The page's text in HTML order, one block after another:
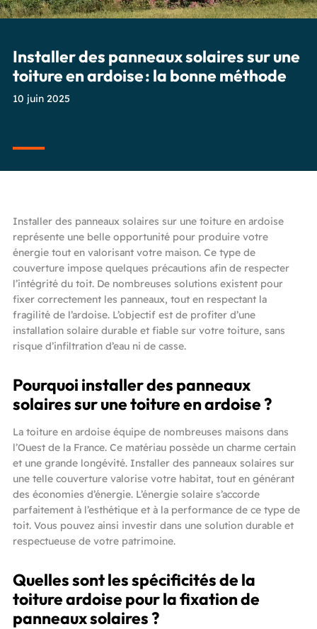
Installer des panneaux solaires sur une
toiture en ardoise : la bonne méthode
10 juin 2025
Installer des panneaux solaires sur une toiture en ardoise
représente une belle opportunité pour produire votre
énergie tout en valorisant votre maison. Ce type de
couverture impose quelques précautions afin de respecter
l’intégrité du toit. De nombreuses solutions existent pour
fixer correctement les panneaux, tout en respectant la
fragilité de l’ardoise. L’objectif est de profiter d’une
installation solaire durable et fiable sur votre toiture, sans
risque d’infiltration d’eau ni de casse.
Pourquoi installer des panneaux
solaires sur une toiture en ardoise ?
La toiture en ardoise équipe de nombreuses maisons dans
l’Ouest de la France. Ce matériau possède un charme certain
et une grande longévité. Installer des panneaux solaires sur
une telle couverture valorise votre habitat, tout en générant
des économies d’énergie. L’énergie solaire s’accorde
parfaitement à l’esthétique et à la performance de ce type de
toit. Vous pouvez ainsi investir dans une solution durable et
respectueuse de votre patrimoine.
Quelles sont les spécificités de la
toiture ardoise pour la fixation de
panneaux solaires ?